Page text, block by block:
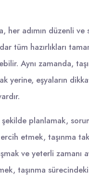
her adımın düzenli
tüm hazırlıkları
Aynı zamanda,
yerine, eşyaların
planlamak,
etmek, taşınma
ve yeterli zamanı
taşınma